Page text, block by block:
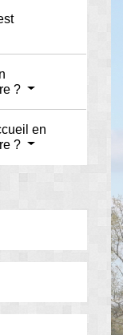
?
en
?